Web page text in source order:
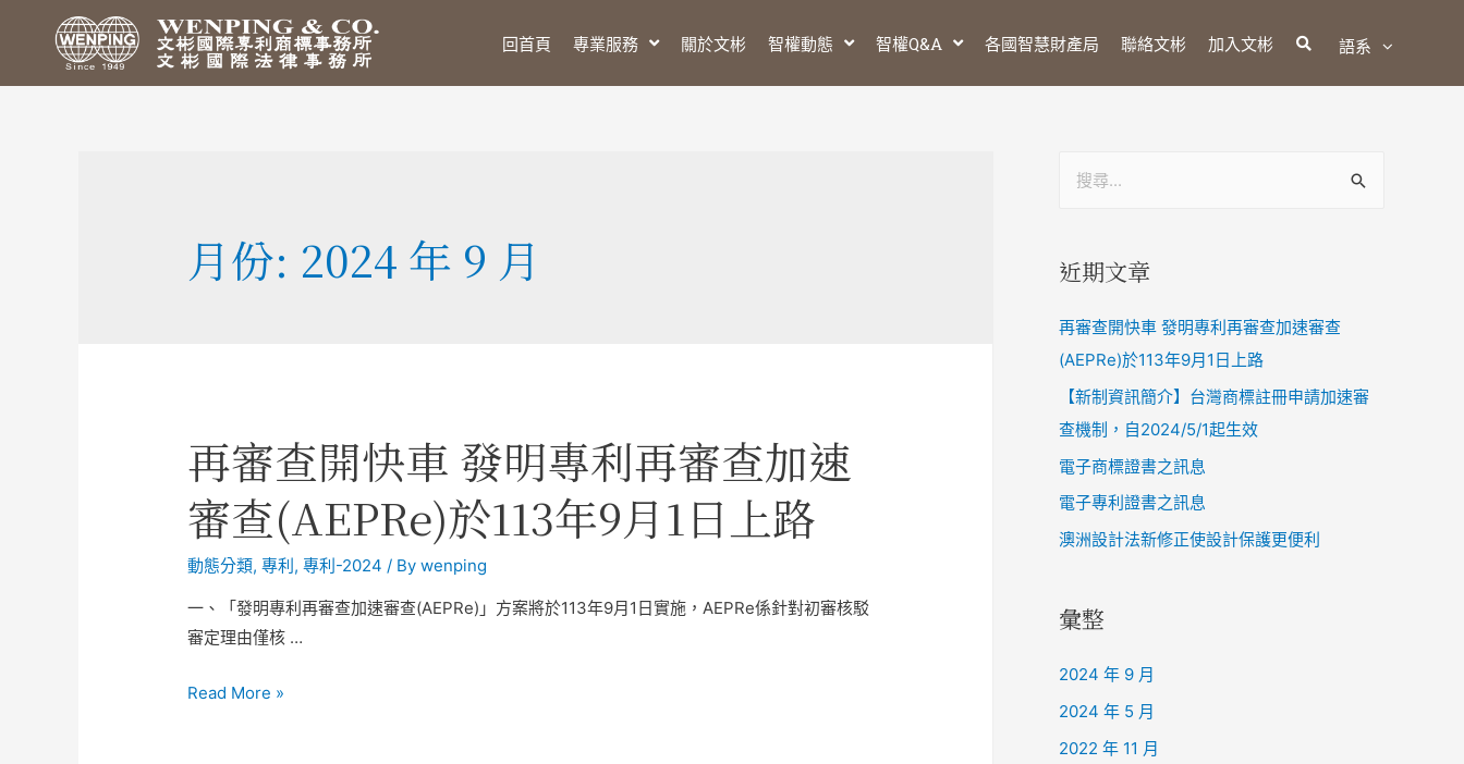
回首頁 專業服務 關於文彬 智權動態 智權Q&A 各國智慧財產局 聯絡文彬 加入文彬 語系
月份: 2024 年 9 月
再審查開快車 發明專利再審查加速
審查(AEPRe)於113年9月1日上路
動態分類,專利 ,專利-2024 / Bywenping
一、「發明專利再審查加速審查(AEPRe)」方案將於113年9月1日實施，AEPRe係針對初審核駁
審定理由僅核 …
Read More »
近期文章
再審查開快車 發明專利再審查加速審查
(AEPRe)於113年9月1日上路
【新制資訊簡介】台灣商標註冊申請加速審
查機制，自2024/5/1起生效
電子商標證書之訊息
電子專利證書之訊息
澳洲設計法新修正使設計保護更便利
彙整
2024 年 9 月
2024 年 5 月
2022 年 11 月